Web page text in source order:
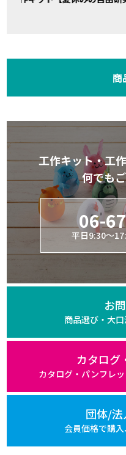
商
工作キット・工
何でも
06-
平日9:30～
お
商品選び・大
カタログ
カタログ・パンフレ
団体/法
会員価格で購入